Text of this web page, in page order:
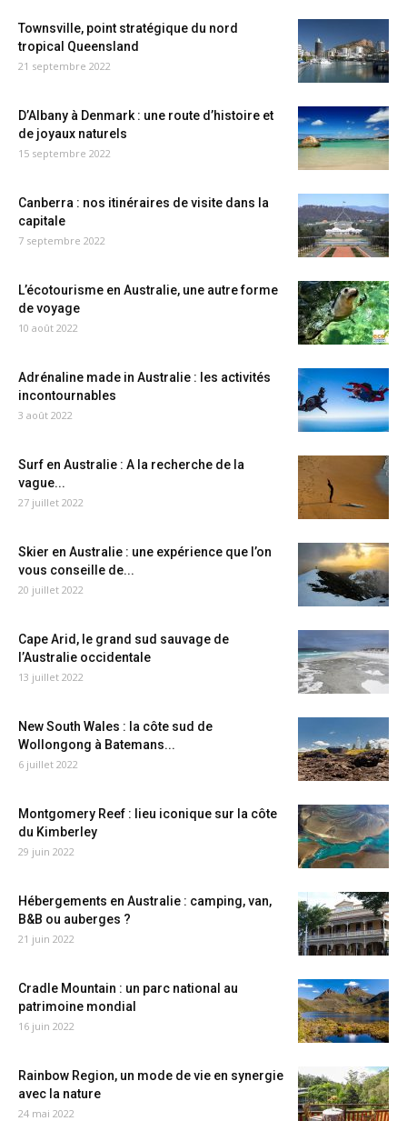
Townsville, point stratégique du nord
tropical Queensland
21 septembre 2022
D’Albany à Denmark : une route d’histoire et
de joyaux naturels
15 septembre 2022
Canberra : nos itinéraires de visite dans la
capitale
7 septembre 2022
L’écotourisme en Australie, une autre forme
de voyage
10 août 2022
Adrénaline made in Australie : les activités
incontournables
3 août 2022
Surf en Australie : A la recherche de la
vague...
27 juillet 2022
Skier en Australie : une expérience que l’on
vous conseille de...
20 juillet 2022
Cape Arid, le grand sud sauvage de
l’Australie occidentale
13 juillet 2022
New South Wales : la côte sud de
Wollongong à Batemans...
6 juillet 2022
Montgomery Reef : lieu iconique sur la côte
du Kimberley
29 juin 2022
Hébergements en Australie : camping, van,
B&B ou auberges ?
21 juin 2022
Cradle Mountain : un parc national au
patrimoine mondial
16 juin 2022
Rainbow Region, un mode de vie en synergie
avec la nature
24 mai 2022